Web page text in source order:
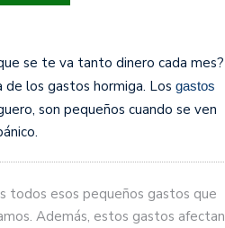
se te va tanto dinero cada mes?
los gastos hormiga. Los gastos
son pequeños cuando se ven
todos esos pequeños gastos que
Además, estos gastos afectan